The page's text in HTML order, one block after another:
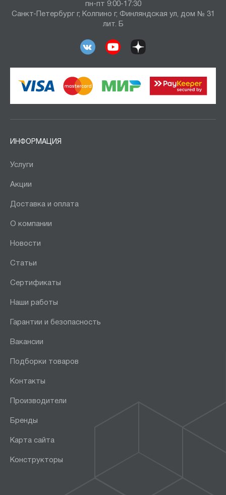
пн-пт 9:00-17:30
Санкт-Петербург г, Колпино г, Финляндская ул, дом № 31
лит. Б
ИНФОРМАЦИЯ
Услуги
Акции
Доставка и оплата
О компании
Новости
Статьи
Сертификаты
Наши работы
Гарантии и безопасность
Вакансии
Подборки товаров
Контакты
Производители
Бренды
Карта сайта
Конструкторы